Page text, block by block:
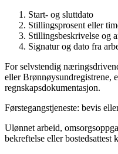
Start- og sluttdato
Stillingsprosent eller
Stillingsbeskrivelse og
Signatur og dato fra
For selvstendig
eller Brønnøysundregistrene,
regnskapsdokumentasjon.
Førstegangstjeneste: bevis
Ulønnet arbeid,
bekreftelse eller bostedsattest